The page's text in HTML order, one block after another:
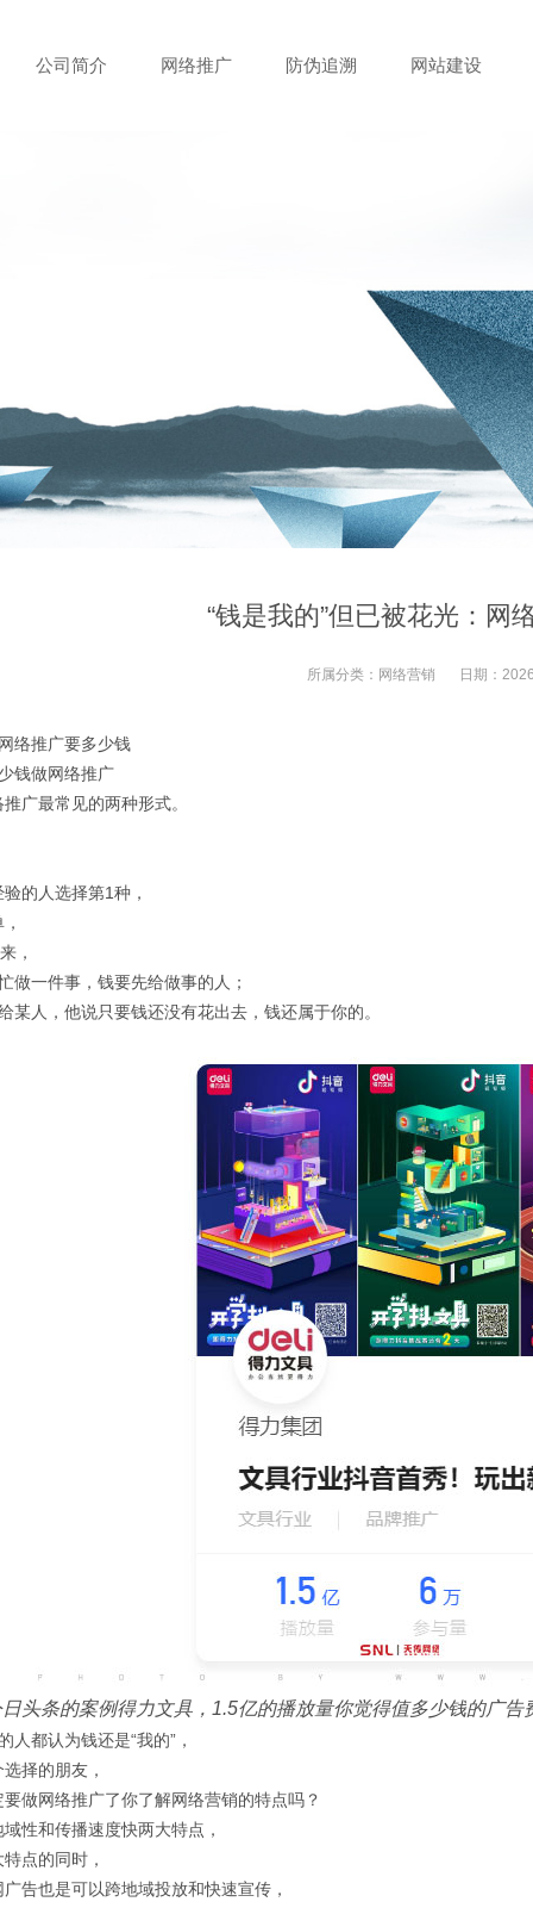
公司简介 网络推广 防伪追溯 网站建设
“钱是我的”但已被花光：网
所属分类： 网络营销 日期：
络推广要多少钱
钱做网络推广
广最常见的两种形式。
的人选择第1种，
，
做一件事，钱要先给做事的人；
某人，他说只要钱还没有花出去，钱还属于你的。
头条的案例得力文具，1.5亿的播放量你觉得值多少钱的广告
人都认为钱还是“我的”，
择的朋友，
做网络推广了你了解网络营销的特点吗？
性和传播速度快两大特点，
点的同时，
告也是可以跨地域投放和快速宣传，